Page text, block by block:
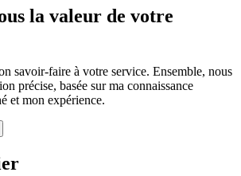
la valeur de votre
savoir-faire à votre service. Ensemble, nous
précise, basée sur ma connaissance
et mon expérience.